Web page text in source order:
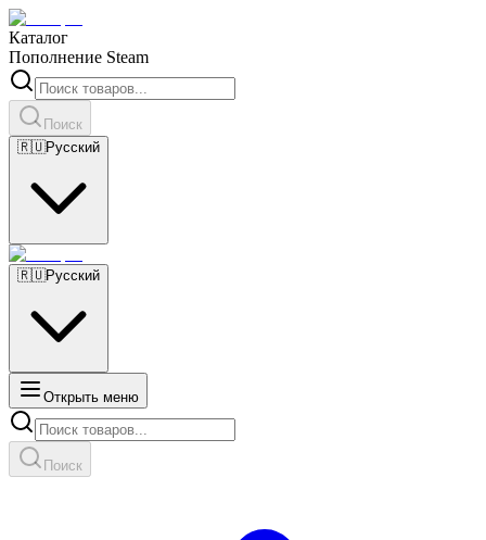
Каталог
Пополнение Steam
Поиск
🇷🇺Русский
🇷🇺Русский
Открыть меню
Поиск